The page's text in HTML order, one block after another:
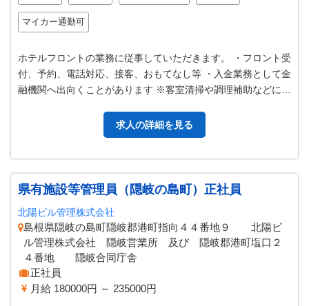
マイカー通勤可
ホテルフロントの業務に従事していただきます。 ・フロント受
付、予約、電話対応、接客、おもてなし等 ・入金業務として金
融機関へ出向くことがあります ※客室清掃や調理補助などに従
求人の詳細を見る
県有施設等管理員（隠岐の島町）正社員
北陽ビル管理株式会社
島根県隠岐の島町隠岐郡港町指向４４番地９ 北陽ビ
ル管理株式会社 隠岐営業所 及び 隠岐郡港町塩口２
４番地 隠岐合同庁舎
正社員
月給 180000円 ～ 235000円